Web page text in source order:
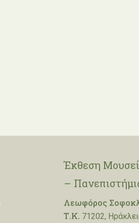
Έκθεση
–
Λεωφόρος
Τ.Κ. 71202,